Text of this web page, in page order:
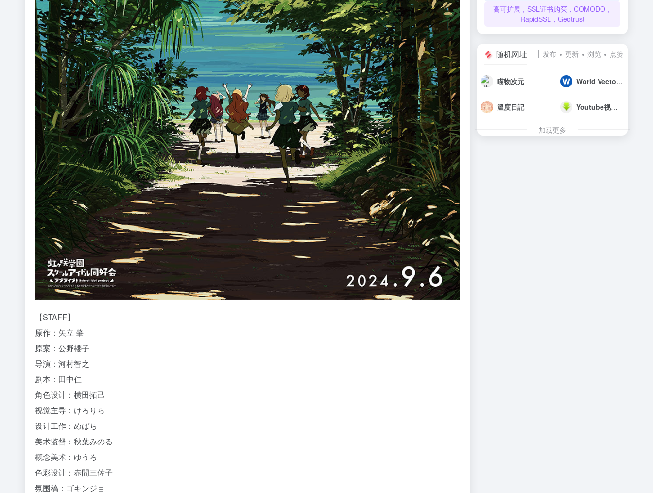
【STAFF】
原作：矢立 肇
原案：公野櫻子
导演：河村智之
剧本：田中仁
角色设计：横田拓己
视觉主导：けろりら
设计工作：めばち
美术监督：秋葉みのる
概念美术：ゆうろ
色彩设计：赤間三佐子
氛围稿：ゴキンジョ
高可扩展，SSL证书购买，COMODO，
RapidSSL，Geotrust
随机网址 发布 更新 浏览 点赞
喵物次元 World Vector Logo
溫度日記 Youtube视频下载
加载更多